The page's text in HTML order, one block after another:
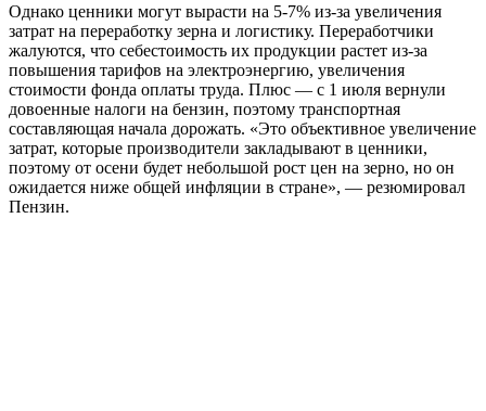
Однако ценники могут вырасти на 5-7% из-за увеличения
затрат на переработку зерна и логистику. Переработчики
жалуются, что себестоимость их продукции растет из-за
повышения тарифов на электроэнергию, увеличения
стоимости фонда оплаты труда. Плюс — с 1 июля вернули
довоенные налоги на бензин, поэтому транспортная
составляющая начала дорожать. «Это объективное увеличение
затрат, которые производители закладывают в ценники,
поэтому от осени будет небольшой рост цен на зерно, но он
ожидается ниже общей инфляции в стране», — резюмировал
Пензин.